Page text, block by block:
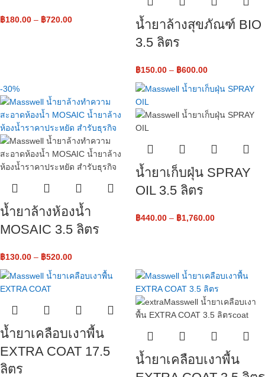
฿180.00 – ฿720.00
น้ำยาล้างสุขภัณฑ์ BIO
3.5 ลิตร
฿150.00 – ฿600.00
-30%
น้ำยาล้างห้องน้ำ
MOSAIC 3.5 ลิตร
฿130.00 – ฿520.00
น้ำยาเก็บฝุ่น SPRAY
OIL 3.5 ลิตร
฿440.00 – ฿1,760.00
น้ำยาเคลือบเงาพื้น
EXTRA COAT 17.5
ลิตร
น้ำยาเคลือบเงาพื้น